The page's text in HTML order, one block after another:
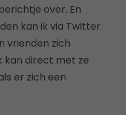
over. En
kan ik via Twitter
vrienden zich
kan direct met ze
er zich een